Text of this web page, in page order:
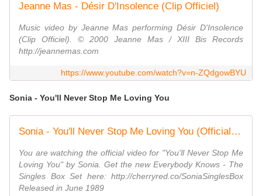
Jeanne Mas - Désir D'Insolence (Clip Officiel)
Music video by Jeanne Mas performing Désir D'Insolence
(Clip Officiel). © 2000 Jeanne Mas / XIII Bis Records
http://jeannemas.com
https://www.youtube.com/watch?v=n-ZQdgowBYU
Sonia - You'll Never Stop Me Loving You
Sonia - You'll Never Stop Me Loving You (Official HD Video)
You are watching the official video for "You'll Never Stop Me
Loving You" by Sonia. Get the new Everybody Knows - The
Singles Box Set here: http://cherryred.co/SoniaSinglesBox
Released in June 1989